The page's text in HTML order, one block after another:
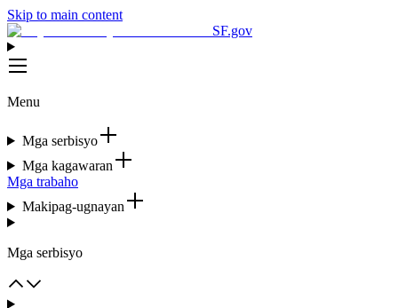
Skip to main content
SF.gov
Menu
Mga serbisyo
Mga kagawaran
Mga trabaho
Makipag-ugnayan
Mga serbisyo